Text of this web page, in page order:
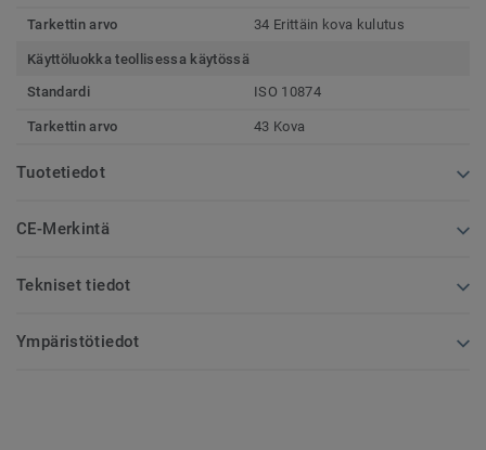
Tarkettin arvo 34 Erittäin kova kulutus
Käyttöluokka teollisessa käytössä
Standardi
ISO 10874
Tarkettin arvo 43 Kova
Tuotetiedot
CE-Merkintä
Tekniset tiedot
Ympäristötiedot